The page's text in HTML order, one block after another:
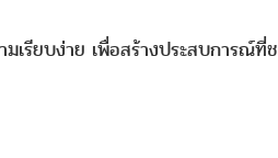
ยบง่าย เพื่อสร้างประสบการณ์ที่